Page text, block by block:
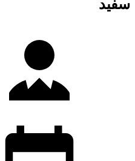
سفید